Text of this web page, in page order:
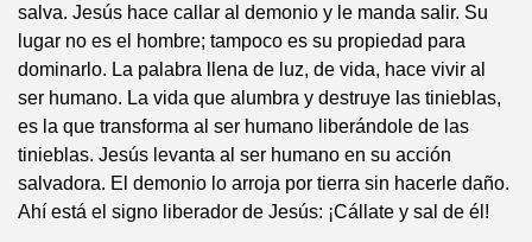
salva. Jesús hace callar al demonio y le manda salir. Su
lugar no es el hombre; tampoco es su propiedad para
dominarlo. La palabra llena de luz, de vida, hace vivir al
ser humano. La vida que alumbra y destruye las tinieblas,
es la que transforma al ser humano liberándole de las
tinieblas. Jesús levanta al ser humano en su acción
salvadora. El demonio lo arroja por tierra sin hacerle daño.
Ahí está el signo liberador de Jesús: ¡Cállate y sal de él!